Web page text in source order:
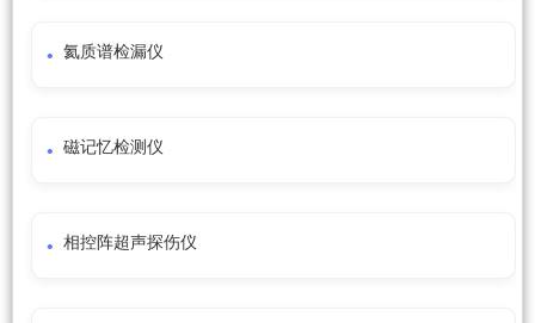
氦质谱检漏仪
磁记忆检测仪
相控阵超声探伤仪